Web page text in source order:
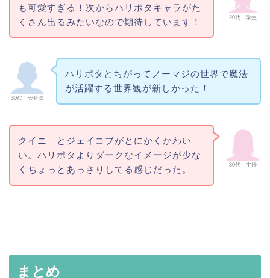
20代 学生
も可愛すぎる！次からハリポタキャラがた
くさん出るみたいなので期待しています！
30代 会社員
ハリポタとちがってノーマジの世界で魔法
が活躍する世界観が新しかった！
30代 主婦
クイニ―とジェイコブがとにかくかわい
い。ハリポタよりダークなイメージが少な
くちょっとあっさりしてる感じだった。
まとめ